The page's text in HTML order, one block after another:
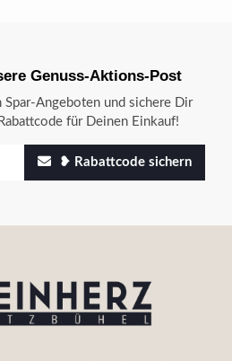
Genuss-Aktions-Post
Angeboten und sichere Dir
für Deinen Einkauf!
❥ Rabattcode sichern